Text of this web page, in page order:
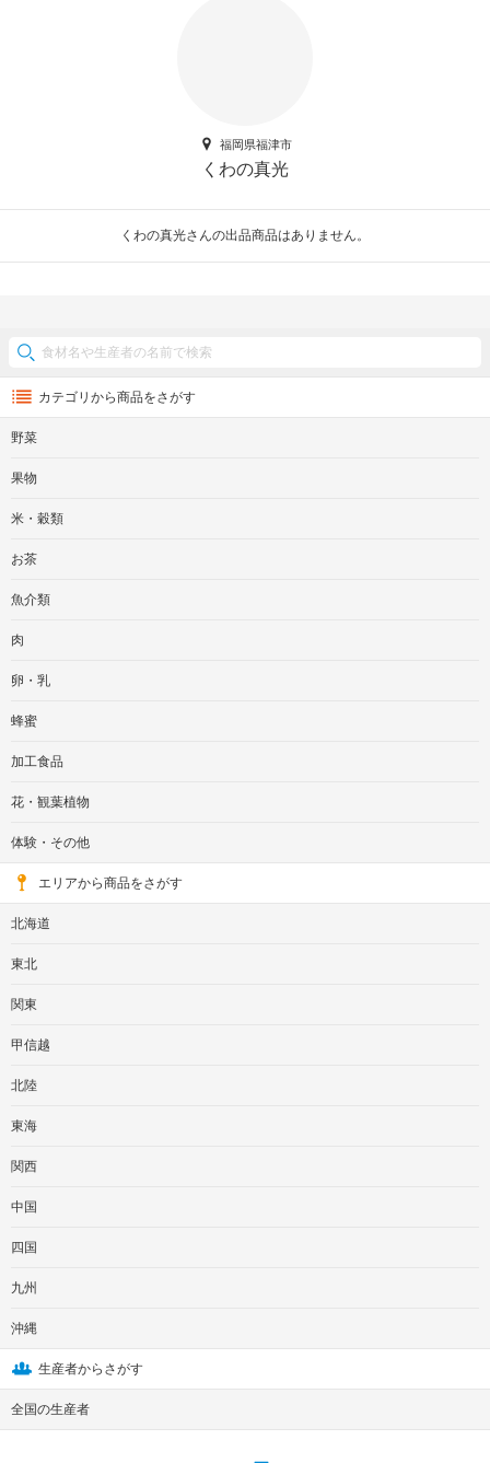
福岡県福津市
くわの真光
くわの真光さんの出品商品はありません。
カテゴリから商品をさがす
野菜
果物
米・穀類
お茶
魚介類
肉
卵・乳
蜂蜜
加工食品
花・観葉植物
体験・その他
エリアから商品をさがす
北海道
東北
関東
甲信越
北陸
東海
関西
中国
四国
九州
沖縄
生産者からさがす
全国の生産者